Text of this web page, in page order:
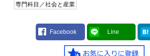
専門科目／社会と産業
Facebook Line